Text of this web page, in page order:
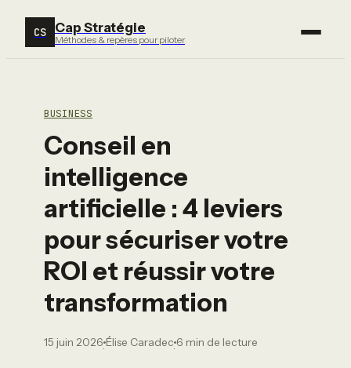
CS Cap Stratégie
Méthodes & repères pour piloter
BUSINESS
Conseil en
intelligence
artificielle : 4 leviers
pour sécuriser votre
ROI et réussir votre
transformation
15 juin 2026
·
Élise Caradec
·
6 min de lecture